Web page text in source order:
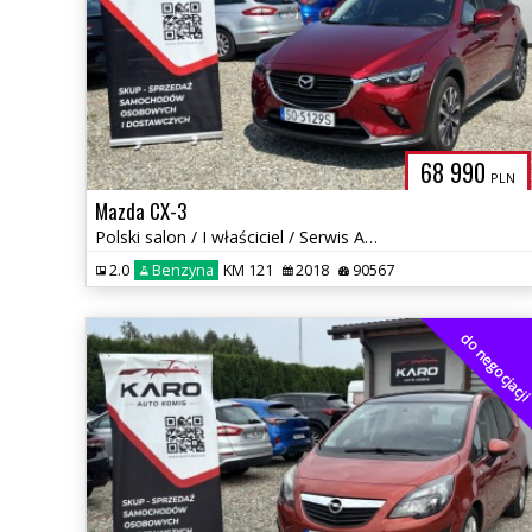
68 990 PLN
Mazda CX-3
Polski salon / I właściciel / Serwis ASO
2.0 Benzyna KM 121 2018 90567
do negocjacji